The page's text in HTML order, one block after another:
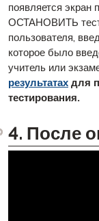
появляется экран
ОСТАНОВИТЬ тест.
пользователя,
которое было
учитель или
результатах для
тестирования.
4. После